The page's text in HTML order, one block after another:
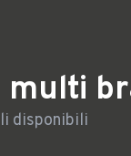
multi
disponibili